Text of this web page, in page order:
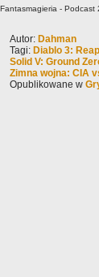
Fantasmagieria - Podcast
Autor: Dahman
Tagi: Diablo 3:
Solid V: Ground
Zimna wojna: CIA
Opublikowane w